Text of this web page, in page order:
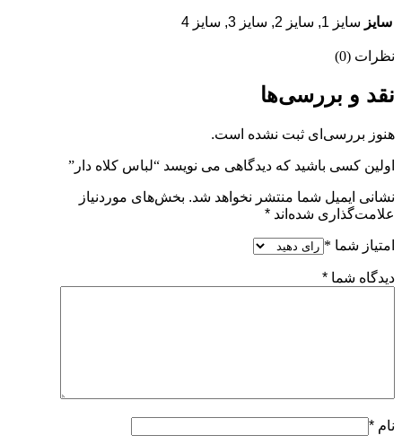
سایز سایز 1, سایز 2, سایز 3, سایز 4
نظرات (0)
نقد و بررسی‌ها
هنوز بررسی‌ای ثبت نشده است.
اولین کسی باشید که دیدگاهی می نویسد “لباس کلاه دار”
نشانی ایمیل شما منتشر نخواهد شد. بخش‌های موردنیاز
علامت‌گذاری شده‌اند *
امتیاز شما *
دیدگاه شما *
نام *